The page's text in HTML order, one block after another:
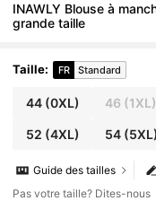
INAWLY Blouse à
grande taille
Taille: FR Standard
44(0XL) 46 (1XL)
52 (4XL) 54 (5XL)
Guide des tailles
Pas votre taille? Dites-nous